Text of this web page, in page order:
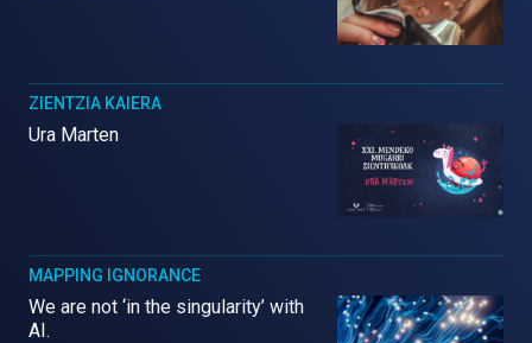
ZIENTZIA KAIERA
Ura Marten
MAPPING IGNORANCE
We are not ‘in the singularity’ with
AI.